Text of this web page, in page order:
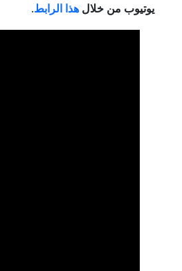
يوتيوب من خلال هذا الرابط.